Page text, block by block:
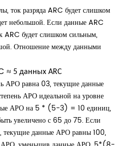
ток разряда ARC будет слишком
небольшой. Если данные ARC
ARC будет слишком сильным,
Отношение между данными
≈ 5 данных ARC
АРО равна 03, текущие данные
АРО идеальной на уровне
АРО на 5 * (5-3) = 10 единиц,
увеличено с 65 до 75. Если
текущие данные АРО равны 100,